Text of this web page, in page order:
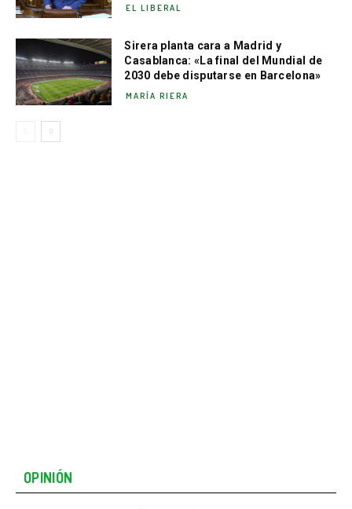
EL LIBERAL
Sirera planta cara a Madrid y
Casablanca: «La final del Mundial de
2030 debe disputarse en Barcelona»
MARÍA RIERA
OPINIÓN